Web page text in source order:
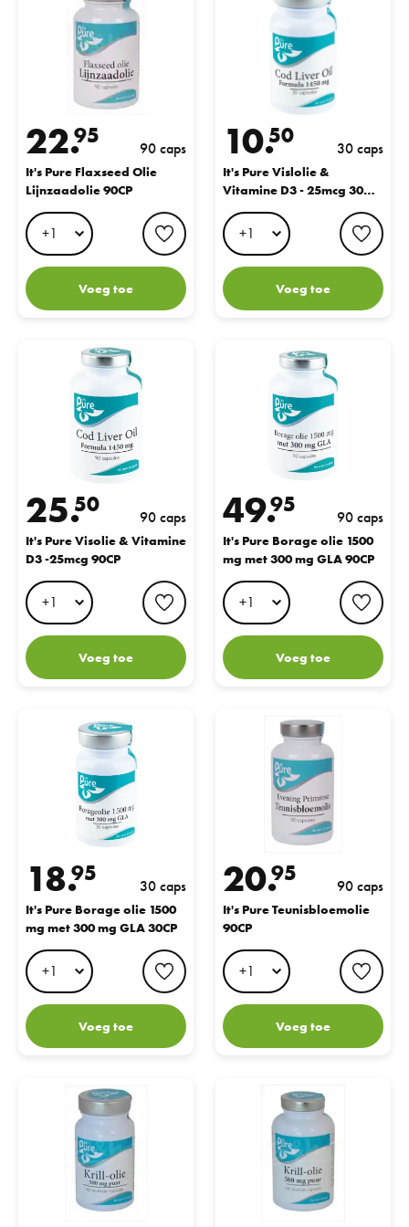
22.
95 90 caps
It's Pure Flaxseed Olie
Lijnzaadolie 90CP
favorite button
Voeg toe
10.50 30 caps
It's Pure Vislolie &
Vitamine D3 - 25mcg 30
capsules
Voeg toe
It's Pure Visolie & Vitamine D3 -25mcg 90CP
25.50 90 caps
It's Pure Visolie & Vitamine
D3 -25mcg 90CP
favorite button
Voeg toe
It's Pure Borage olie 1500 mg
49.
95 90 caps
It's Pure Borage olie 1500
mg met 300 mg GLA 90CP
Voeg toe
It's Pure Borage olie 1500 mg met 300 mg GLA 30CP
18.
95 30 caps
It's Pure Borage olie 1500
mg met 300 mg GLA 30CP
favorite button
Voeg toe
It's Pure Teunisbloemolie 90CP
20.
95 90 caps
It's Pure Teunisbloemolie
90CP
Voeg toe
It's Pure Krill-olie 500 mg Puur 60CPIt's Pure Krill-olie 500 mg Puur